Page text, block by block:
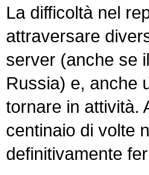
La difficoltà nel
attraversare
server (anche se
Russia) e, anche
tornare in attività.
centinaio di volte
definitivamente